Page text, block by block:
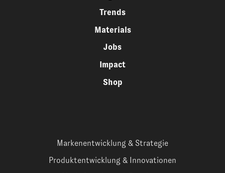
Trends
Materials
Jobs
Impact
Shop
Markenentwicklung & Strategie
Produktentwicklung & Innovationen